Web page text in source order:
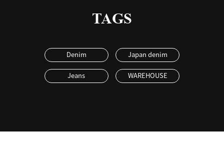
TAGS
Denim Japan denim
Jeans WAREHOUSE